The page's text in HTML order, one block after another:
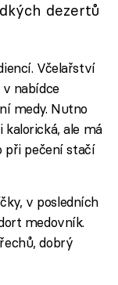
dezertů
Včelařství
nabídce
medy. Nutno
ale má
při pečení stačí
v posledních
medovník.
dobrý